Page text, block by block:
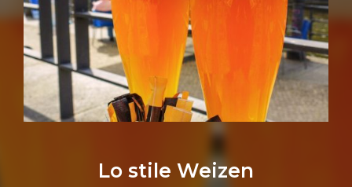
Lo stile Weizen